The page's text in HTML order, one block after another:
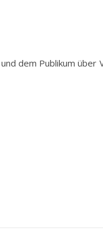
dem Publikum über